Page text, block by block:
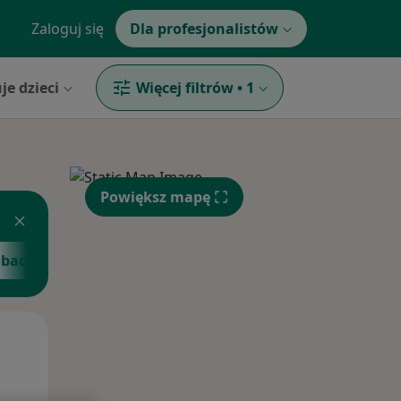
Zaloguj się Dla profesjonalistów
dzieci Więcej filtrów • 1
więcej
Powiększ mapę